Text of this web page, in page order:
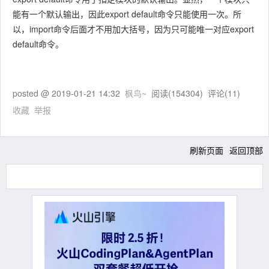
能有一个默认输出，因此export default命令只能使用一次。所
以，import命令后面才不用加大括号，因为只可能唯一对应export
default命令。
posted @ 2019-01-21 14:32 枫鸟~ 阅读(154304) 评论(11)
收藏 举报
刷新页面 返回顶部